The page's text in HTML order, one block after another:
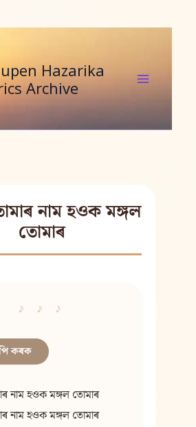
Hazarika
Archive
নাম হওক মঙ্গল
তোমাৰ
কৰক
নাম হওক মঙ্গল তোমাৰ
নাম হওক মঙ্গল তোমাৰ